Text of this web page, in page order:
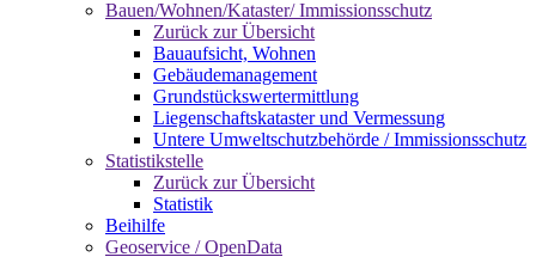
Bauen/Wohnen/Kataster/ Immissionsschutz
Zurück zur Übersicht
Bauaufsicht, Wohnen
Gebäudemanagement
Grundstückswertermittlung
Liegenschaftskataster und Vermessung
Untere Umweltschutzbehörde / Immissionsschutz
Statistikstelle
Zurück zur Übersicht
Statistik
Beihilfe
Geoservice / OpenData